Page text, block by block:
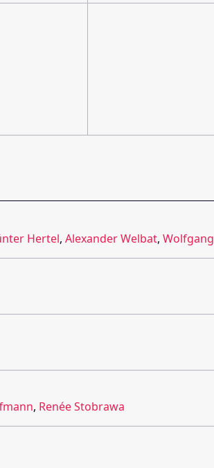
Hertel, Alexander Welbat,
, Renée Stobrawa